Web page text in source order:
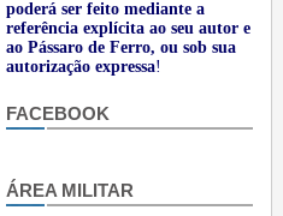
poderá ser feito mediante a
referência explícita ao seu autor e
ao Pássaro de Ferro, ou sob sua
autorização expressa!
FACEBOOK
ÁREA MILITAR